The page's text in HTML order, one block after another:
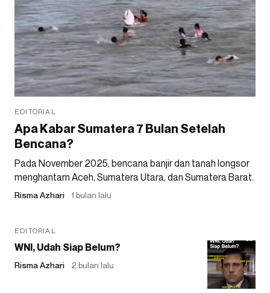
EDITORIAL
Apa Kabar Sumatera 7 Bulan Setelah
Bencana?
Pada November 2025, bencana banjir dan tanah longsor
menghantam Aceh, Sumatera Utara, dan Sumatera Barat.
Risma Azhari 1 bulan lalu
EDITORIAL
WNI, Udah Siap Belum?
Risma Azhari 2 bulan lalu